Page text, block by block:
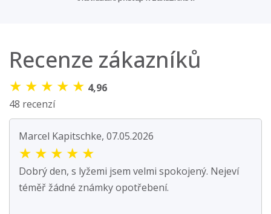
Recenze zákazníků
★ ★ ★ ★ ★ 4,96
48 recenzí
Marcel Kapitschke, 07.05.2026
★ ★ ★ ★ ★
Dobrý den, s lyžemi jsem velmi spokojený. Nejeví
téměř žádné známky opotřebení.